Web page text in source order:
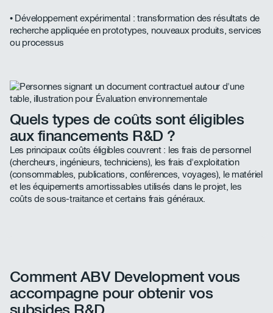
• Développement expérimental : transformation des résultats de
recherche appliquée en prototypes, nouveaux produits, services
ou processus
Quels types de coûts sont éligibles
aux financements R&D ?
Les principaux coûts éligibles couvrent : les frais de personnel
(chercheurs, ingénieurs, techniciens), les frais d'exploitation
(consommables, publications, conférences, voyages), le matériel
et les équipements amortissables utilisés dans le projet, les
coûts de sous-traitance et certains frais généraux.
Comment ABV Development vous
accompagne pour obtenir vos
subsides R&D